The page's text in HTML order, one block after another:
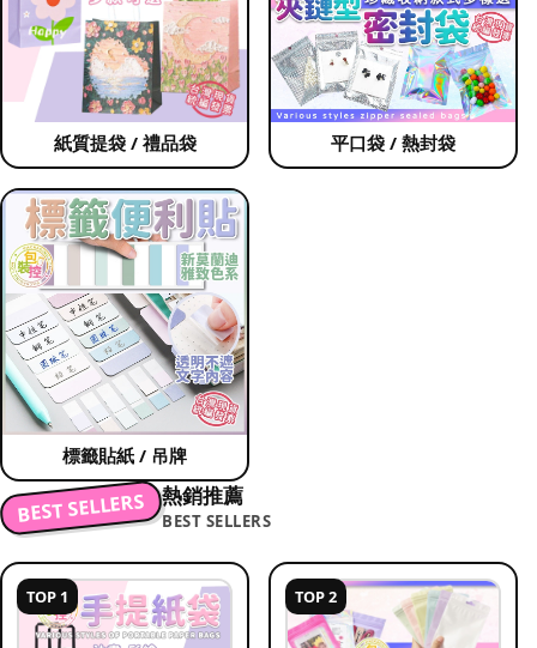
紙質提袋 / 禮品袋 平口袋 / 熱封袋
標籤貼紙 / 吊牌
BEST SELLERS 熱銷推薦
BEST SELLERS
TOP 1 TOP 2